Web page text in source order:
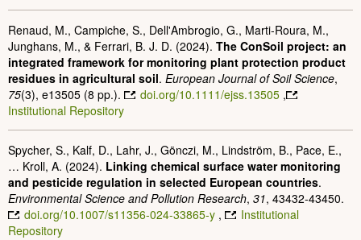
Renaud, M., Campiche, S., Dell'Ambrogio, G., Marti‐Roura, M.,
Junghans, M., & Ferrari, B. J. D. (2024). The ConSoil project: an
integrated framework for monitoring plant protection product
residues in agricultural soil. European Journal of Soil Science,
75(3), e13505 (8 pp.). doi.org/10.1111/ejss.13505 ,
Institutional Repository
Spycher, S., Kalf, D., Lahr, J., Gönczi, M., Lindström, B., Pace, E.,
… Kroll, A. (2024). Linking chemical surface water monitoring
and pesticide regulation in selected European countries.
Environmental Science and Pollution Research, 31, 43432-43450.
doi.org/10.1007/s11356-024-33865-y ,
Institutional
Repository